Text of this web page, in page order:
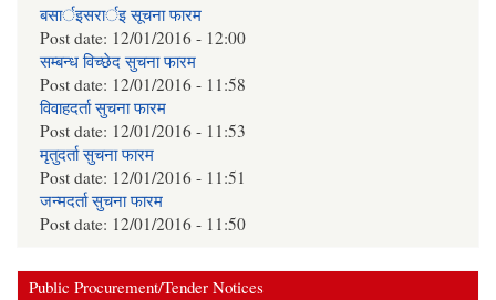
बसार्इसरार्इ सूचना फारम
Post date: 12/01/2016 - 12:00
सम्बन्ध विच्छेद सुचना फारम
Post date: 12/01/2016 - 11:58
विवाहदर्ता सुचना फारम
Post date: 12/01/2016 - 11:53
मृतुदर्ता सुचना फारम
Post date: 12/01/2016 - 11:51
जन्मदर्ता सुचना फारम
Post date: 12/01/2016 - 11:50
Public Procurement/Tender Notices